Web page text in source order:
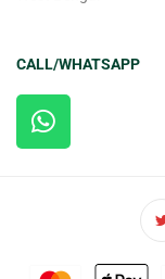
CALL/WHATSAPP